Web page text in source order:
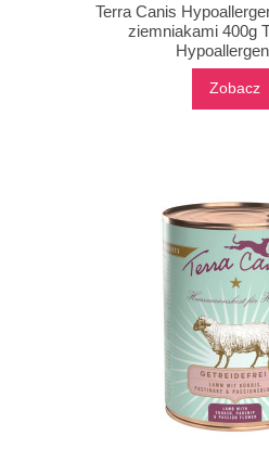
Terra Canis
ziemniakami 400g
Zobacz